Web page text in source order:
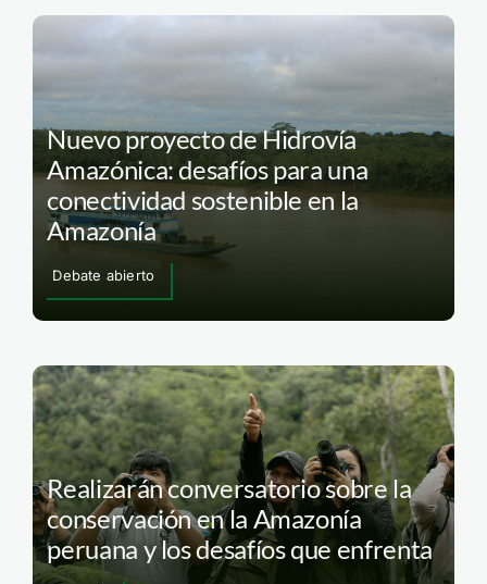
Nuevo proyecto de Hidrovía
Amazónica: desafíos para una
conectividad sostenible en la
Amazonía
Debate abierto
Realizarán conversatorio sobre la
conservación en la Amazonía
peruana y los desafíos que enfrenta